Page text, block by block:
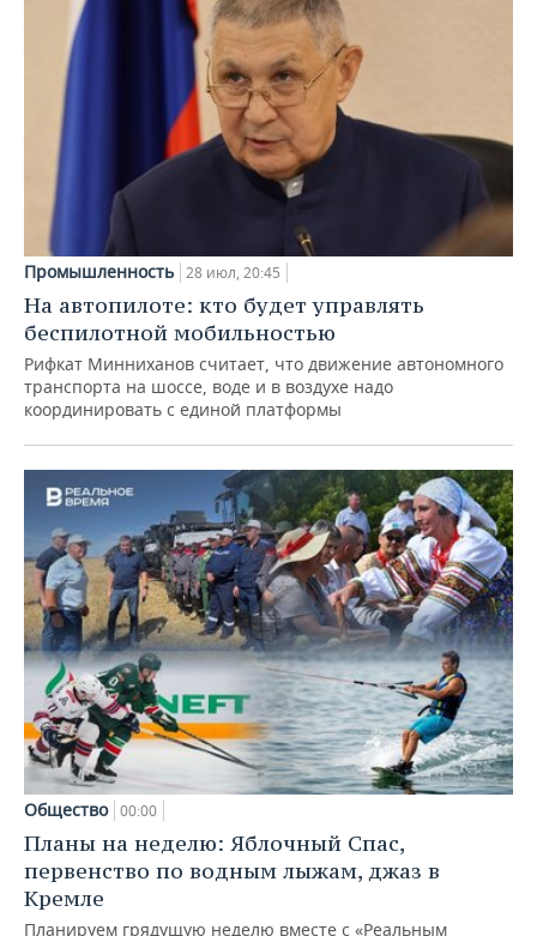
Промышленность 28 июл, 20:45
На автопилоте: кто будет управлять
беспилотной мобильностью
Рифкат Минниханов считает, что движение автономного
транспорта на шоссе, воде и в воздухе надо
координировать с единой платформы
Общество 00:00
Планы на неделю: Яблочный Спас,
первенство по водным лыжам, джаз в
Кремле
Планируем грядущую неделю вместе с «Реальным